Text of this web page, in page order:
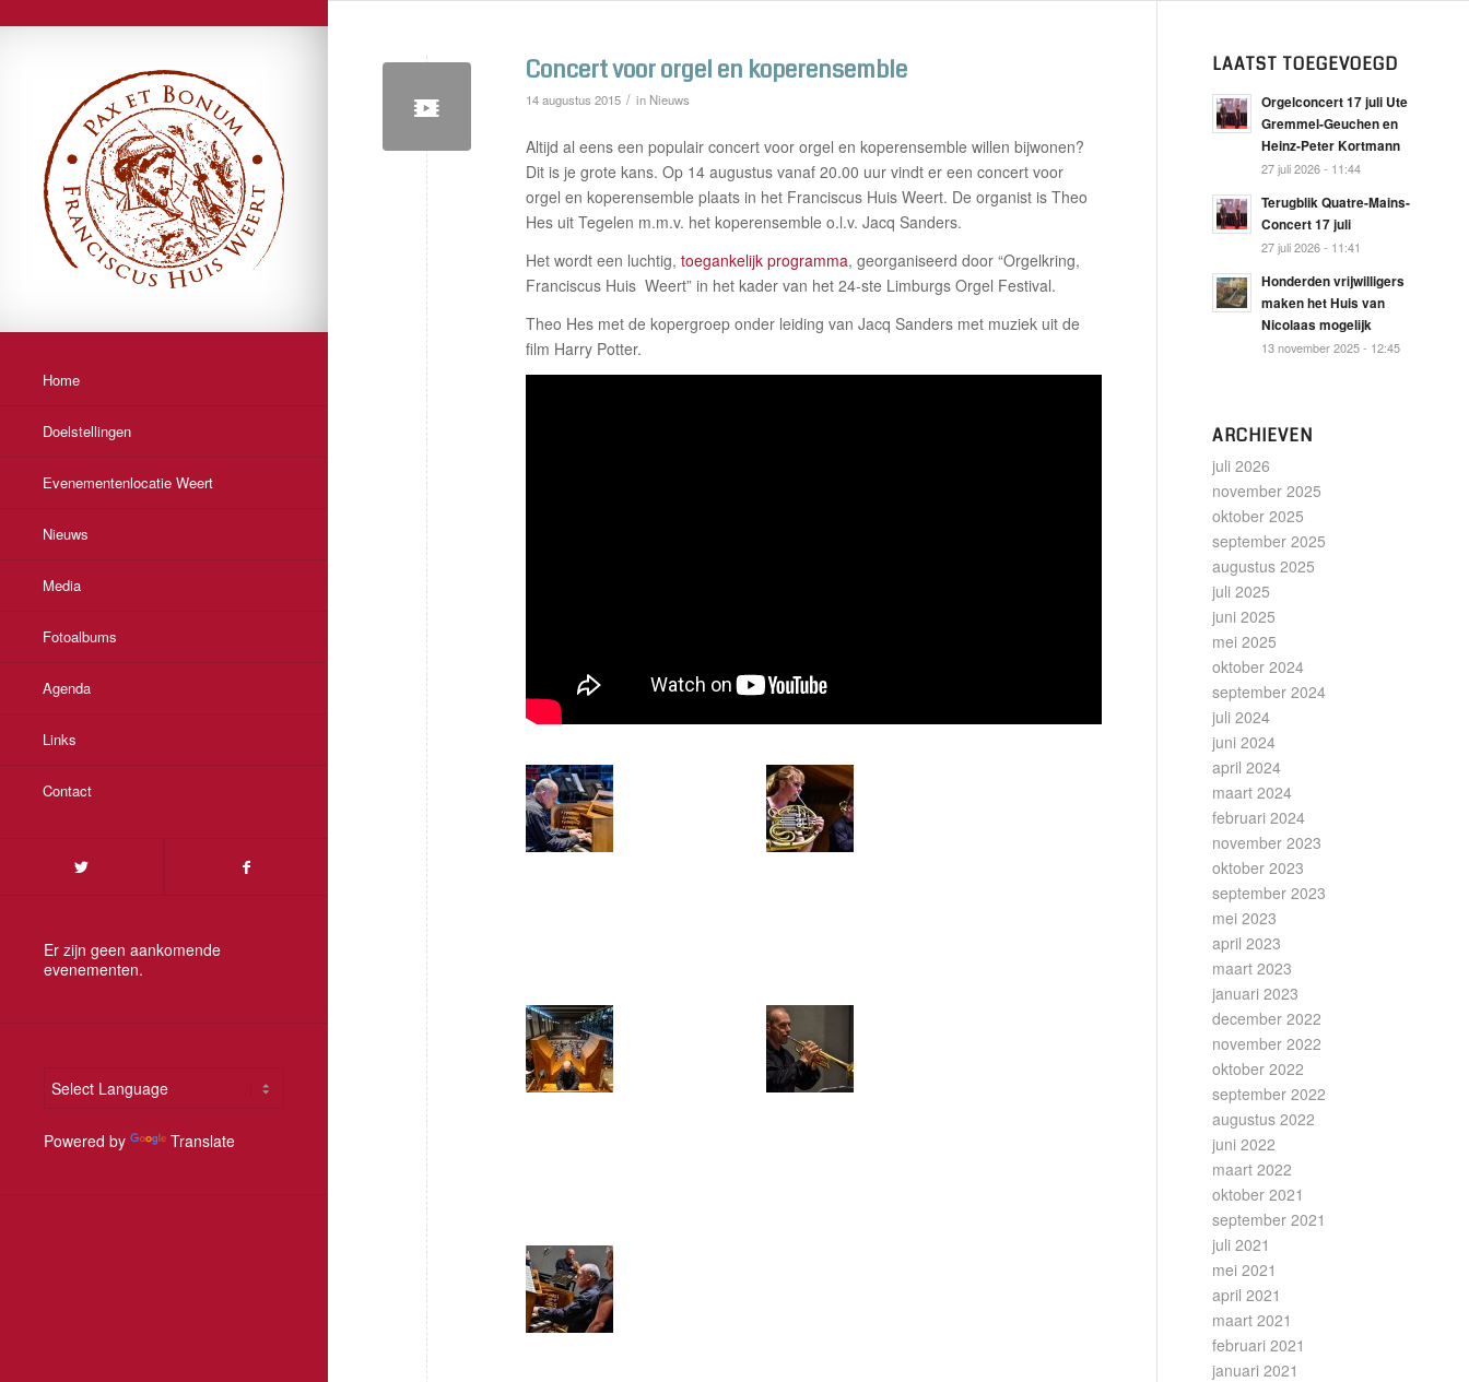
Home
Doelstellingen
Evenementenlocatie Weert
Nieuws
Media
Fotoalbums
Agenda
Links
Contact
Er zijn geen aankomende
evenementen.
Powered by Translate
Concert voor orgel en koperensemble
14 augustus 2015 / in Nieuws
Altijd al eens een populair concert voor orgel en koperensemble willen bijwonen?
Dit is je grote kans. Op 14 augustus vanaf 20.00 uur vindt er een concert voor
orgel en koperensemble plaats in het Franciscus Huis Weert. De organist is Theo
Hes uit Tegelen m.m.v. het koperensemble o.l.v. Jacq Sanders.
Het wordt een luchtig, toegankelijk programma, georganiseerd door “Orgelkring,
Franciscus Huis Weert” in het kader van het 24-ste Limburgs Orgel Festival.
Theo Hes met de kopergroep onder leiding van Jacq Sanders met muziek uit de
film Harry Potter.
LAATST TOEGEVOEGD
Orgelconcert 17 juli Ute
Gremmel-Geuchen en
Heinz-Peter Kortmann
27 juli 2026 - 11:44
Terugblik Quatre-Mains-
Concert 17 juli
27 juli 2026 - 11:41
Honderden vrijwilligers
maken het Huis van
Nicolaas mogelijk
13 november 2025 - 12:45
ARCHIEVEN
juli 2026
november 2025
oktober 2025
september 2025
augustus 2025
juli 2025
juni 2025
mei 2025
oktober 2024
september 2024
juli 2024
juni 2024
april 2024
maart 2024
februari 2024
november 2023
oktober 2023
september 2023
mei 2023
april 2023
maart 2023
januari 2023
december 2022
november 2022
oktober 2022
september 2022
augustus 2022
juni 2022
maart 2022
oktober 2021
september 2021
juli 2021
mei 2021
april 2021
maart 2021
februari 2021
januari 2021